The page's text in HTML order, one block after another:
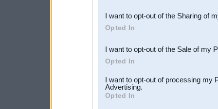
Downstream Participants
third parties.
I want to opt-out of the Sharing of
Opted In
I want to opt-out of the Sale of my
Opted In
I want to opt-out of processing my
Advertising.
Opted In